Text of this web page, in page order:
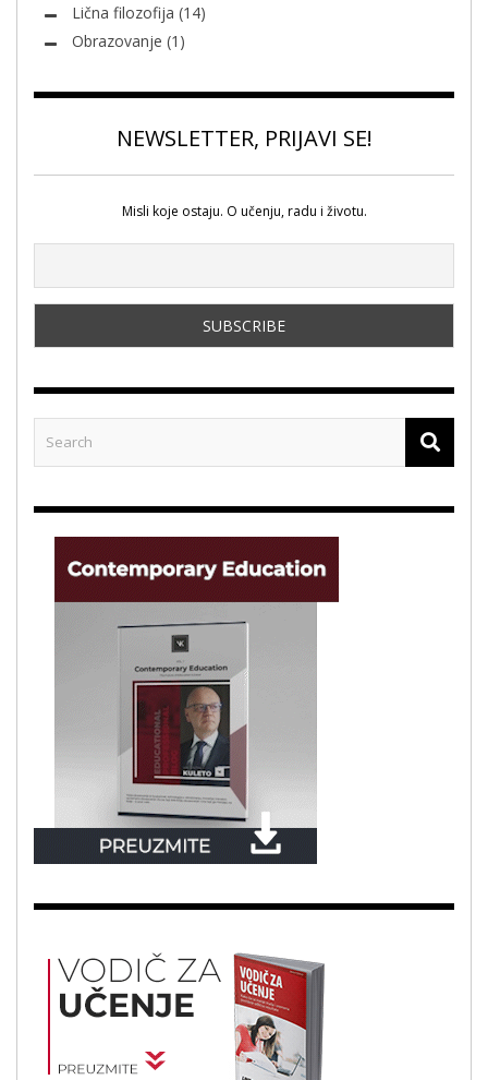
Lična filozofija (14)
Obrazovanje (1)
NEWSLETTER, PRIJAVI SE!
Misli koje ostaju. O učenju, radu i životu.